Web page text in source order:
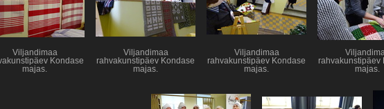
Viljandimaa
Kondase
majas.
Viljandimaa
rahvakunstipäev Kondase
majas.
Viljandimaa
rahvakunstipäev Kondase
majas.
rahvakunstipäev
majas.